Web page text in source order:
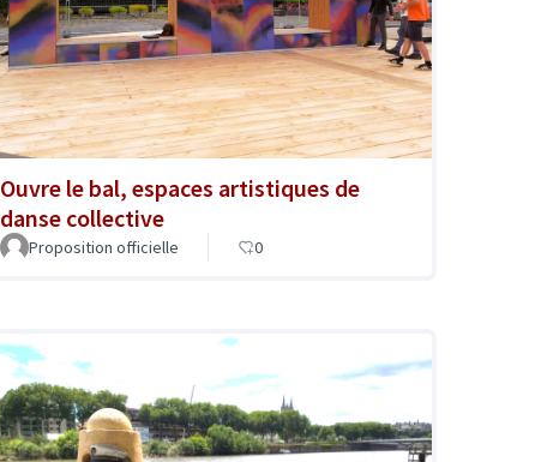
Ouvre le bal, espaces artistiques de
danse collective
Proposition officielle 0